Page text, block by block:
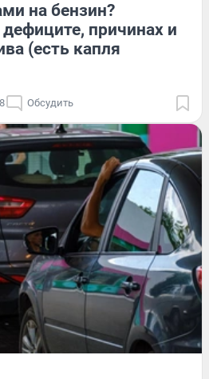
на бензин?
причинах и
(есть капля
Обсудить